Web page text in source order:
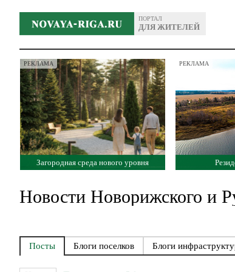
ПОРТАЛ
ДЛЯ ЖИТЕЛЕЙ
РЕКЛАМА
Загородная среда нового уровня
РЕКЛАМА
Новости Новорижского и
Посты Блоги поселков Блоги